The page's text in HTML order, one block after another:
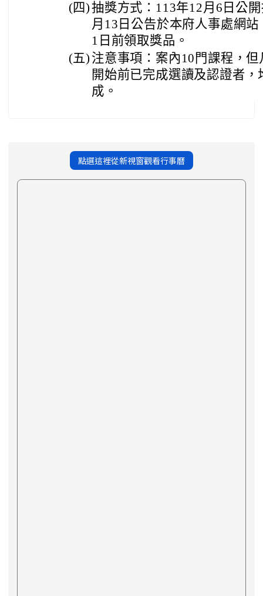
(四)抽獎方式：113年12月6日公
月13日公告於本府人事處網
1日前領取獎品。
(五) 注意事項：案內10門課程，
開始前已完成選讀及認證者
成。
點選這裡從新視窗觀看行事曆